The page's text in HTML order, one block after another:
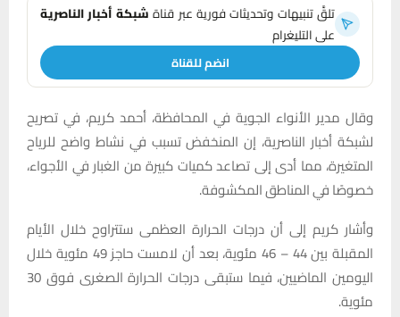
تلقَّ تنبيهات وتحديثات فورية عبر قناةشبكة أخبار الناصرية
على التليغرام
انضم للقناة
وقال مدير الأنواء الجوية في المحافظة، أحمد كريم، في تصريح
لشبكة أخبار الناصرية، إن المنخفض تسبب في نشاط واضح للرياح
المتغيرة، مما أدى إلى تصاعد كميات كبيرة من الغبار في الأجواء،
خصوصًا في المناطق المكشوفة.
وأشار كريم إلى أن درجات الحرارة العظمى ستتراوح خلال الأيام
المقبلة بين 44 – 46 مئوية، بعد أن لامست حاجز 49 مئوية خلال
اليومين الماضيين، فيما ستبقى درجات الحرارة الصغرى فوق 30
مئوية.